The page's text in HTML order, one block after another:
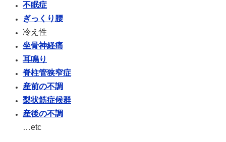
不眠症
ぎっくり腰
冷え性
坐骨神経痛
耳鳴り
脊柱管狭窄症
産前の不調
梨状筋症候群
産後の不調
…etc